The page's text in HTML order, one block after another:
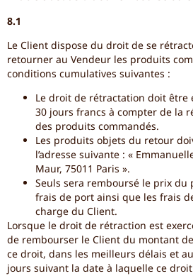
8.1
Le Client dispose du droit de se
retourner au Vendeur les produits
conditions cumulatives suivantes :
Le droit de rétractation doit être
30 jours francs à compter de la
des produits commandés.
Les produits objets du retour
l’adresse suivante : «
Maur, 75011 Paris ».
Seuls sera remboursé le prix
frais de port ainsi que les frais
charge du Client.
Lorsque le droit de rétraction est
de rembourser le Client du montant
ce droit, dans les meilleurs délais et
jours suivant la date à laquelle ce